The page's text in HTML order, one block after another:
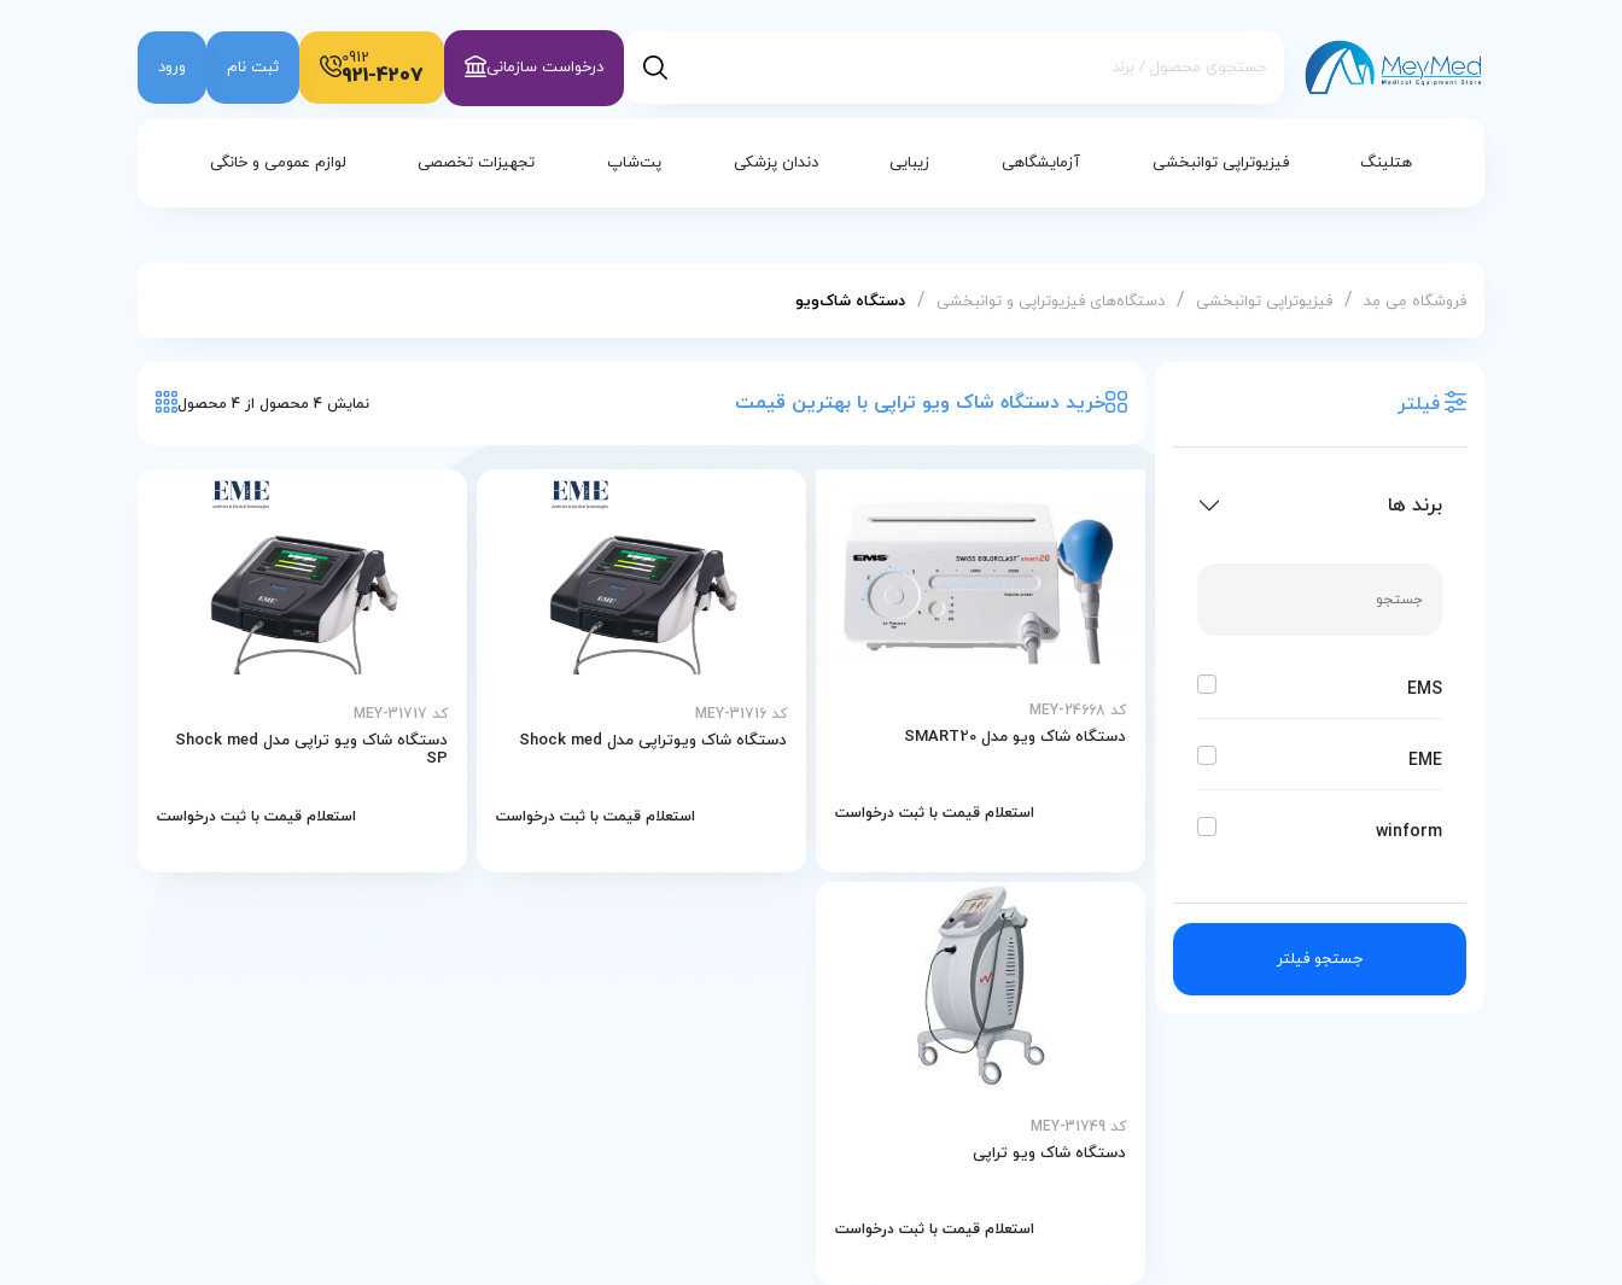
درخواست سازمانی 0912
921-4207 ثبت نام ورود
هتلینگ فیزیوتراپی توانبخشی آزمایشگاهی زیبایی دندان پزشکی پت‌شاپ تجهیزات تخصصی لوازم عمومی و خانگی
فروشگاه مِی مِد / فیزیوتراپی توانبخشی / دستگاه‌های فیزیوتراپی و توانبخشی / دستگاه شاک‌ویو
فیلتر
برند ها
EMS
EME
winform
جستجو فیلتر
خرید دستگاه شاک ویو تراپی با بهترین قیمت نمایش 4 محصول از 4 محصول
کد MEY-24668
دستگاه شاک ویو مدل SMART20
استعلام قیمت با ثبت درخواست
کد MEY-31716
دستگاه شاک ویوتراپی مدل Shock med
استعلام قیمت با ثبت درخواست
کد MEY-31717
دستگاه شاک ویو تراپی مدل Shock med
SP
استعلام قیمت با ثبت درخواست
کد MEY-31749
دستگاه شاک ویو تراپی
استعلام قیمت با ثبت درخواست